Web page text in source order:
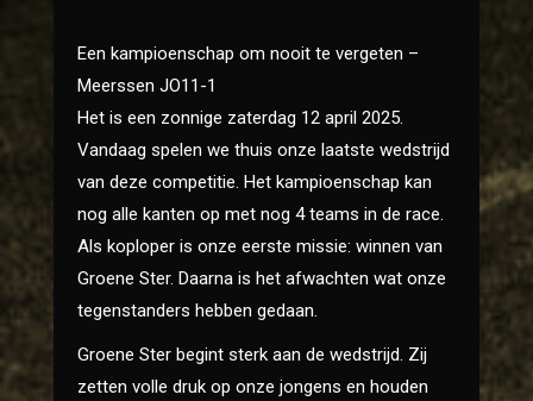
Een kampioenschap om nooit te vergeten –
Meerssen JO11-1
Het is een zonnige zaterdag 12 april 2025.
Vandaag spelen we thuis onze laatste wedstrijd
van deze competitie. Het kampioenschap kan
nog alle kanten op met nog 4 teams in de race.
Als koploper is onze eerste missie: winnen van
Groene Ster. Daarna is het afwachten wat onze
tegenstanders hebben gedaan.
Groene Ster begint sterk aan de wedstrijd. Zij
zetten volle druk op onze jongens en houden